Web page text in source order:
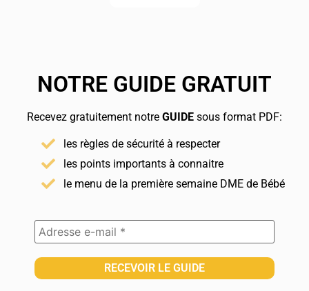
NOTRE GUIDE GRATUIT
Recevez gratuitement notre GUIDE sous format PDF:
les règles de sécurité à respecter
les points importants à connaitre
le menu de la première semaine DME de Bébé